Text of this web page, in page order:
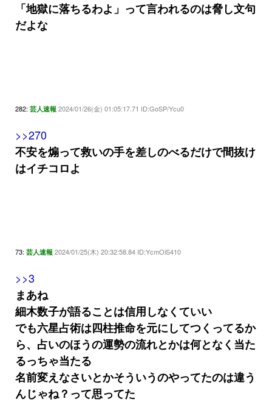
「地獄に落ちるわよ」って言われるのは脅し文句
だよな
282: 芸人速報 2024/01/26(金) 01:05:17.71 ID:GoSP/Ycu0
>>270
不安を煽って救いの手を差しのべるだけで間抜け
はイチコロよ
73: 芸人速報 2024/01/25(木) 20:32:58.84 ID:YcmOiS410
>>3
まあね
細木数子が語ることは信用しなくていい
でも六星占術は四柱推命を元にしてつくってるか
ら、占いのほうの運勢の流れとかは何となく当た
るっちゃ当たる
名前変えなさいとかそういうのやってたのは違う
んじゃね？って思ってた